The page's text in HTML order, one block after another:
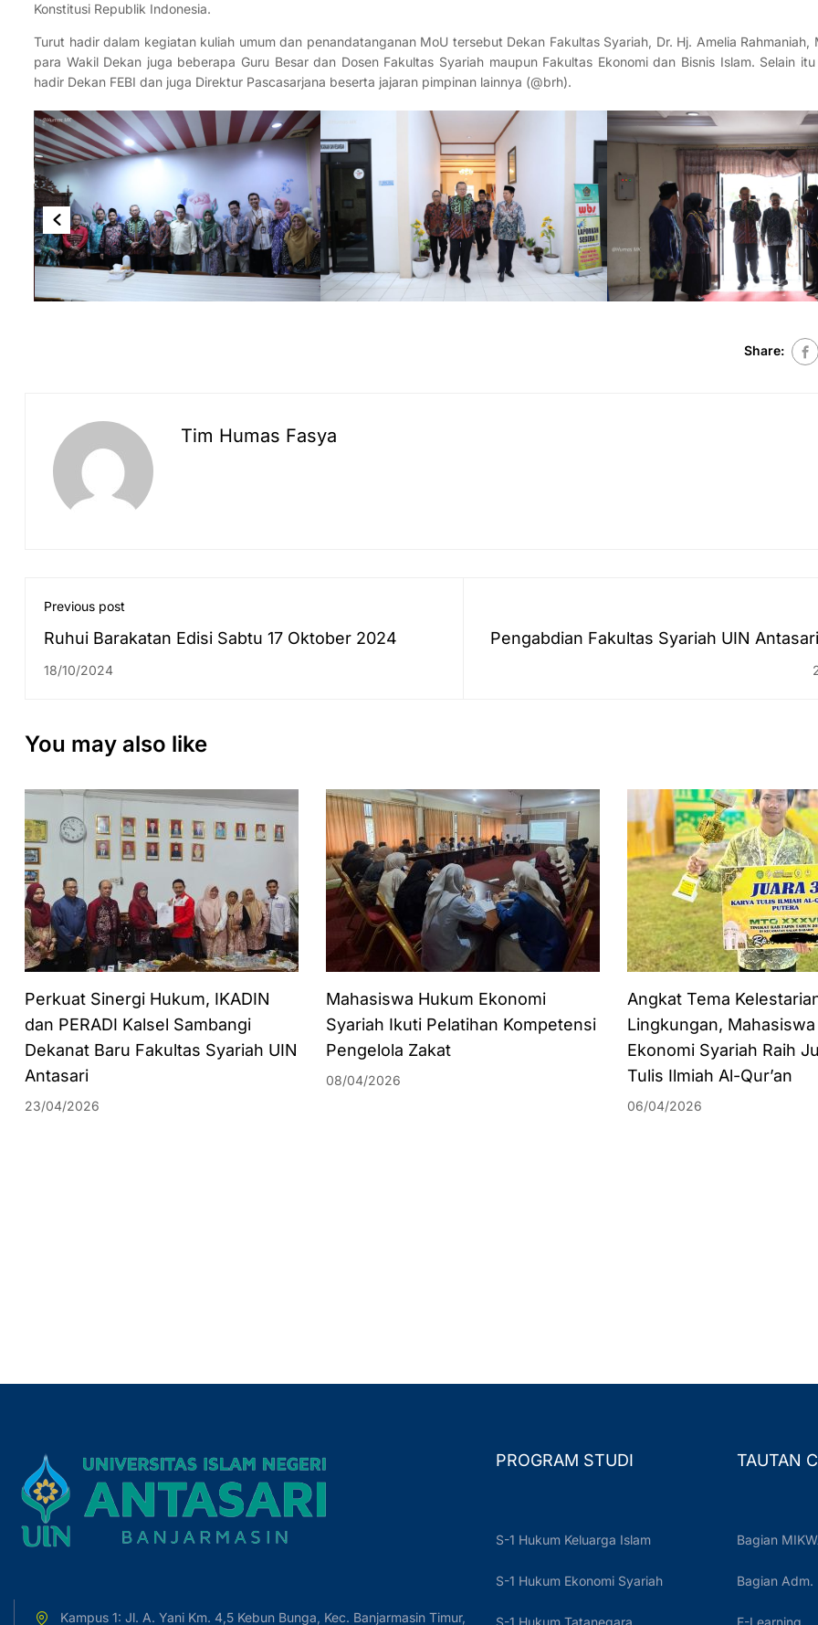
Konstitusi Republik Indonesia.
Turut hadir dalam kegiatan kuliah umum dan penandatanganan MoU tersebut Dekan Fakultas Syariah, Dr. Hj. Amelia Rahmaniah,
para Wakil Dekan juga beberapa Guru Besar dan Dosen Fakultas Syariah maupun Fakultas Ekonomi dan Bisnis Islam. Selain
hadir Dekan FEBI dan juga Direktur Pascasarjana beserta jajaran pimpinan lainnya (@brh).
Share:
Tim Humas Fasya
Previous post
Ruhui Barakatan Edisi Sabtu 17 Oktober 2024
18/10/2024
Pengabdian Fakultas Syariah UIN
Aranaway: Menggali Tradisi Fikih
You may also like
Perkuat Sinergi Hukum, IKADIN
dan PERADI Kalsel Sambangi
Dekanat Baru Fakultas Syariah UIN
Antasari
23/04/2026
Mahasiswa Hukum Ekonomi
Syariah Ikuti Pelatihan Kompetensi
Pengelola Zakat
08/04/2026
Angkat Tema
Lingkungan,
Ekonomi Syariah Raih
Tulis Ilmiah Al-Qur’an
06/04/2026
Kampus 1: Jl. A. Yani Km. 4,5 Kebun Bunga, Kec. Banjarmasin Timur,
PROGRAM STUDI
S-1 Hukum Keluarga Islam
S-1 Hukum Ekonomi Syariah
S-1 Hukum Tatanegara
TAUTAN
Bagian
Bagian Adm.
E-Learning